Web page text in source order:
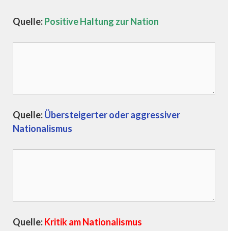
Quelle:Positive Haltung zur Nation
Quelle:Übersteigerter oder aggressiver
Nationalismus
Quelle:Kritik am Nationalismus